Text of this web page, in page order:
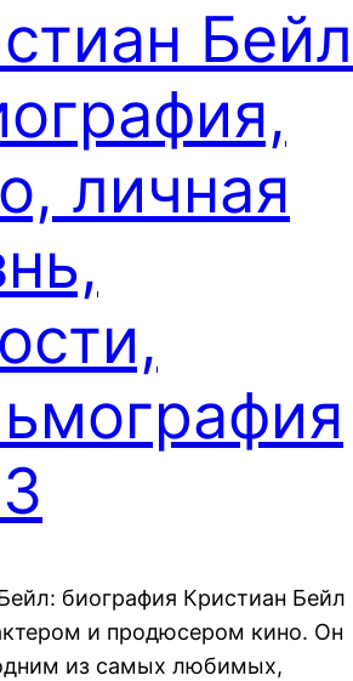
Бейл
личная
биография Кристиан Бейл
и продюсером кино. Он
из самых любимых,